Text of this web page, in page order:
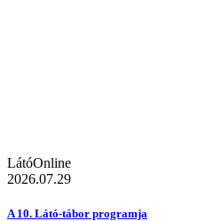
LátóOnline
2026.07.29
A 10. Látó-tábor programja